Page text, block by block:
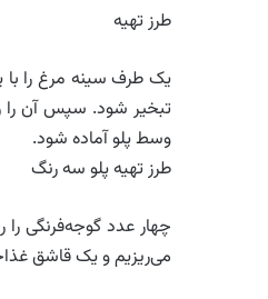
طرز تهیه
یک طرف سینه مرغ را با
تبخیر شود. سپس آن را
وسط پلو آماده شود.
طرز تهیه پلو سه رنگ
چهار عدد گوجه‌فرنگی
می‌ریزیم و یک قاشق